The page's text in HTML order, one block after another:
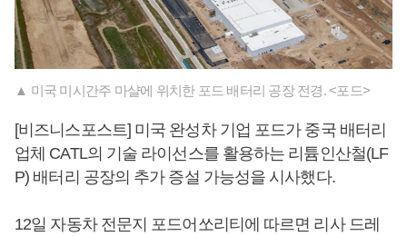
▲ 미국 미시간주 마샬에 위치한 포드 배터리 공장 전경. <포드>
[비즈니스포스트] 미국 완성차 기업 포드가 중국 배터리
업체 CATL의 기술 라이선스를 활용하는 리튬인산철(LF
P) 배터리 공장의 추가 증설 가능성을 시사했다.
12일 자동차 전문지 포드어쏘리티에 따르면 리사 드레